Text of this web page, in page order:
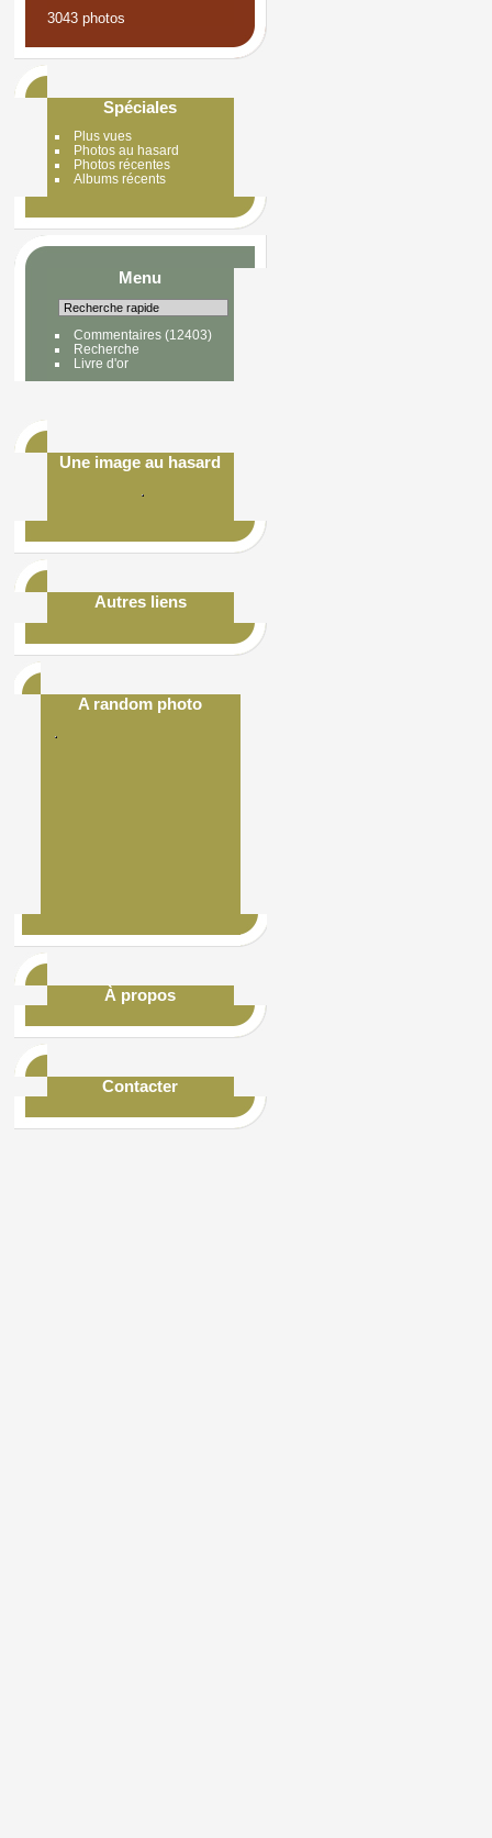
3043 photos
Spéciales
Plus vues
Photos au hasard
Photos récentes
Albums récents
Menu
Commentaires(12403)
Recherche
Livre d'or
Une image au hasard
Autres liens
A random photo
À propos
Contacter